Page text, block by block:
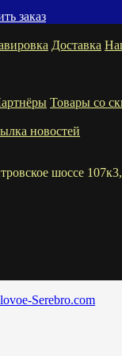
заказ
Доставка
Товары со
новостей
шоссе